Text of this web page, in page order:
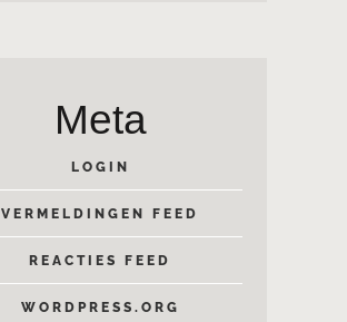
Meta
LOGIN
VERMELDINGEN FEED
REACTIES FEED
WORDPRESS.ORG